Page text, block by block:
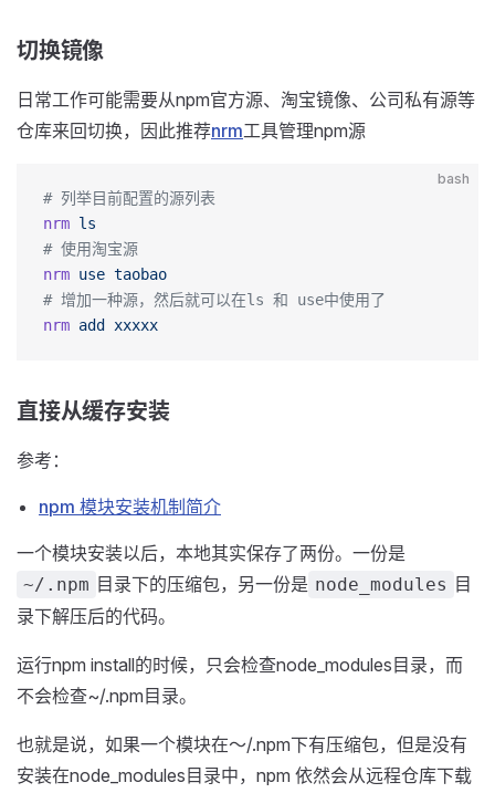
切换镜像
日常工作可能需要从npm官方源、淘宝镜像、公司私有源等
仓库来回切换，因此推荐nrm工具管理npm源
bash
# 列举目前配置的源列表
nrm ls
# 使用淘宝源
nrm use taobao
# 增加一种源，然后就可以在ls 和 use中使用了
nrm add xxxxx
直接从缓存安装
参考：
npm 模块安装机制简介
一个模块安装以后，本地其实保存了两份。一份是
~/.npm 目录下的压缩包，另一份是 node_modules 目
录下解压后的代码。
运行npm install的时候，只会检查node_modules目录，而
不会检查~/.npm目录。
也就是说，如果一个模块在～/.npm下有压缩包，但是没有
安装在node_modules目录中，npm 依然会从远程仓库下载